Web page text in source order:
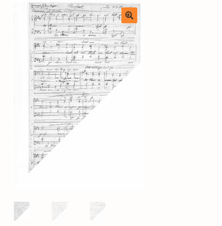
Componisten
nieuws
events
contact
mijn account